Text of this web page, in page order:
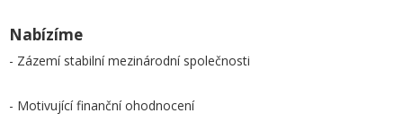
Nabízíme
- Zázemí stabilní mezinárodní společnosti
- Motivující finanční ohodnocení